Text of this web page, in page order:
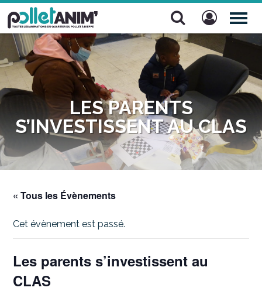
Pollet Anim'
LES PARENTS
S’INVESTISSENT AU CLAS
« Tous les Évènements
Cet évènement est passé.
Les parents s’investissent au
CLAS